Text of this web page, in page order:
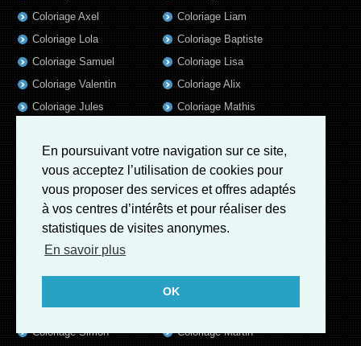
En poursuivant votre navigation sur ce site,
vous acceptez l’utilisation de cookies pour
vous proposer des services et offres adaptés
à vos centres d’intérêts et pour réaliser des
statistiques de visites anonymes.
En savoir plus
OK
Coloriage Axel
Coloriage Lola
Coloriage Samuel
Coloriage Valentin
Coloriage Jules
Coloriage Elsa
Coloriage Mila
Coloriage Garance
Coloriage Eleonore
Coloriage Ava
Coloriage Simon
Coloriage Liam
Coloriage Baptiste
Coloriage Lisa
Coloriage Alix
Coloriage Mathis
Coloriage Luna
Coloriage Rose
Coloriage Jeanne
Coloriage Guillaume
Coloriage Matteo
Coloriage Ulysse
Coloriage Martin